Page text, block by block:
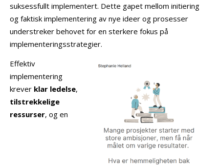
suksessfullt implementert. Dette gapet mellom initiering
og faktisk implementering av nye ideer og prosesser
understreker behovet for en sterkere fokus på
implementeringsstrategier.
Effektiv
implementering
krever klar ledelse,
tilstrekkelige
ressurser, og en